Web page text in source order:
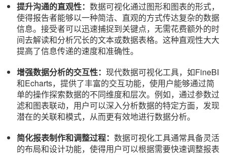
提升沟通的直观性： 数据可视化通过图形和图表的形式，
使得报告者能够以一种简洁、直观的方式传达复杂的数据
信息。接受者可以迅速捕捉到关键点，无需花费额外的时
间去解读和分析冗长的文本或数据表格。这种直观性大大
提高了信息传递的速度和准确性。
增强数据分析的交互性： 现代数据可视化工具，如FineBI
和Echarts，提供了丰富的交互功能，使用户能够通过简
单的操作探索数据的不同维度和层次。例如，通过参数过
滤和图表联动，用户可以深入分析数据的特定方面，发现
潜在的关联和模式，从而更有效地进行数据分析。
简化报表制作和调整过程： 数据可视化工具通常具备灵活
的布局和设计功能，使得用户可以根据需要快速调整报表